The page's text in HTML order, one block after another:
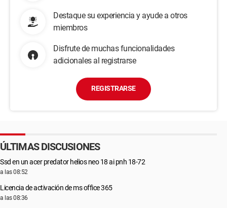
Destaque su experiencia y ayude a otros
miembros
Disfrute de muchas funcionalidades
adicionales al registrarse
REGISTRARSE
ÚLTIMAS DISCUSIONES
Ssd en un acer predator helios neo 18 ai pnh 18-72
a las 08:52
Licencia de activación de ms office 365
a las 08:36